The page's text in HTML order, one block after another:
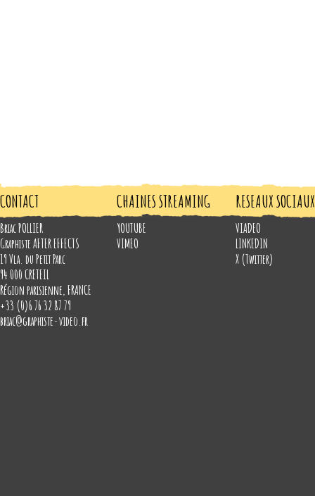
CONTACT
Briac POLLIER
Graphiste AFTER EFFECTS
19 Vla. du Petit Parc
94 000 CRETEIL
Région parisienne FRANCE
+33 (0)6 76 32 87 79
briac@graphiste-video.fr
CHAINES STREAMING
YOUTUBE
VIMEO
RESEAUX SOCIAUX
VIADEO
LINKEDIN
X (Twitter)